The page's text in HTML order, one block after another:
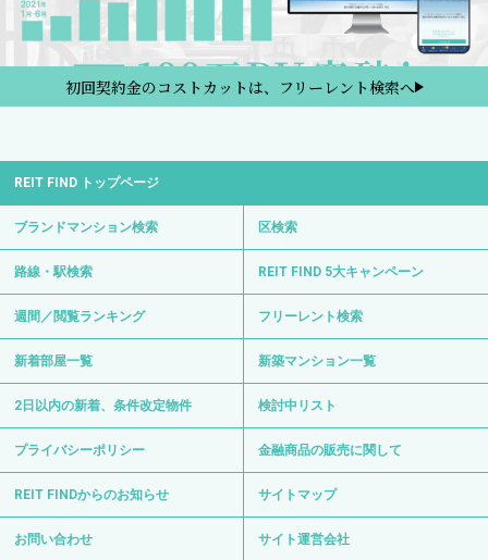
初回契約金のコストカットは、フリーレント検索へ
REIT FIND トップページ
ブランドマンション検索 区検索
路線・駅検索 REIT FIND 5大キャンペーン
週間／閲覧ランキング フリーレント検索
新着部屋一覧 新築マンション一覧
2日以内の新着、条件改定物件 検討中リスト
プライバシーポリシー 金融商品の販売に関して
REIT FINDからのお知らせ サイトマップ
お問い合わせ サイト運営会社